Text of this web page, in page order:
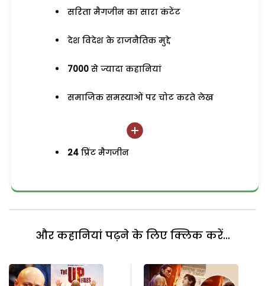
सरिता मैगजीन का सारा कंटेंट
देश विदेश के राजनैतिक मुद्दे
7000 से ज्यादा कहानियां
समाजिक समस्याओं पर चोट करते लेख
24 प्रिंट मैगजीन
और कहानियां पढ़ने के लिए क्लिक करें...